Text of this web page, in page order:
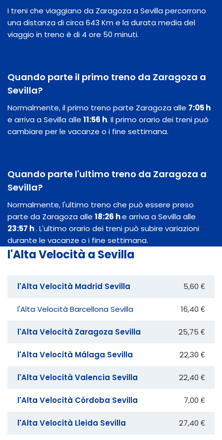
I treni che viaggiano da Zaragoza a Sevilla percorrono
una distanza di circa 643 Km e la durata media del
viaggio in treno è di 4 ore 50 minuti.
Quando parte il primo treno da Zaragoza a
Sevilla?
Normalmente, il primo treno parte Zaragoza alle 7:05 h
e arriva a Sevilla alle 11:56 h. Il primo orario dei treni può
cambiare per le vacanze o i fine settimana.
Quando parte l'ultimo treno da Zaragoza a
Sevilla?
Normalmente, l'ultimo treno che può essere preso
parte da Zaragoza alle 18:26 he arriva a Sevilla alle
23:57 h. L'ultimo orario dei treni può subire variazioni
durante le vacanze o i fine settimana.
l'Alta Velocità a Sevilla
l'Alta Velocità Madrid Sevilla 5,60 €
l'Alta Velocità Barcellona Sevilla 16,40 €
l'Alta Velocità Zaragoza Sevilla 25,75 €
l'Alta Velocità Málaga Sevilla 22,30 €
l'Alta Velocità Valencia Sevilla 22,40 €
l'Alta Velocità Córdoba Sevilla 7,00 €
l'Alta Velocità Lleida Sevilla 27,40 €